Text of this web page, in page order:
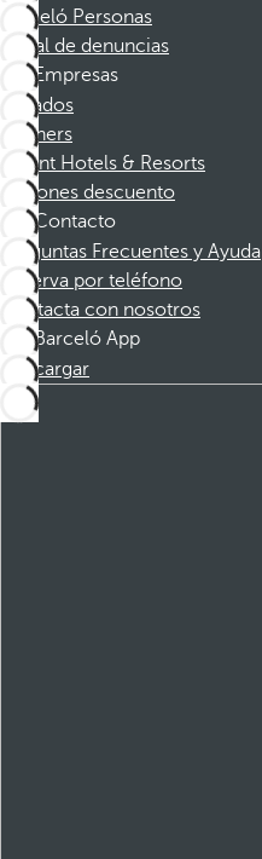
Barceló Personas
Canal de denuncias
Empresas
Afiliados
Partners
Dorint Hotels & Resorts
Cupones descuento
Contacto
Preguntas Frecuentes y Ayuda
Reserva por teléfono
Contacta con nosotros
Barceló App
Descargar